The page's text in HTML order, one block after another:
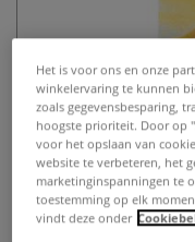
Het is voor ons en onze
winkelervaring te kunnen
zoals gegevensbesparing,
hoogste prioriteit. Door op
voor het opslaan van
website te verbeteren, het
marketinginspanningen te
toestemming op elk
vindt deze onder